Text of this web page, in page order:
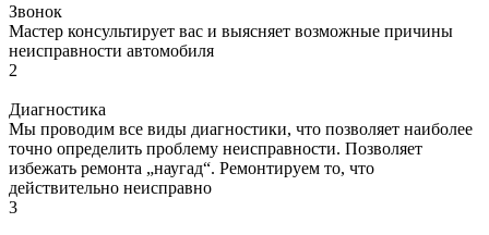
Звонок
Мастер консультирует вас и выясняет возможные причины
неисправности автомобиля
2
Диагностика
Мы проводим все виды диагностики, что позволяет наиболее
точно определить проблему неисправности. Позволяет
избежать ремонта „наугад“. Ремонтируем то, что
действительно неисправно
3